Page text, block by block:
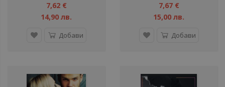
7,62 €
14,90 лв.
Добави
7,67 €
15,00 лв.
Добави